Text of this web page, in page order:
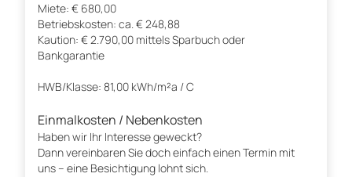
Miete: € 680,00
Betriebskosten: ca. € 248,88
Kaution: € 2.790,00 mittels Sparbuch oder
Bankgarantie
HWB/Klasse: 81,00 kWh/m²a / C
Einmalkosten / Nebenkosten
Haben wir Ihr Interesse geweckt?
Dann vereinbaren Sie doch einfach einen Termin mit
uns – eine Besichtigung lohnt sich.